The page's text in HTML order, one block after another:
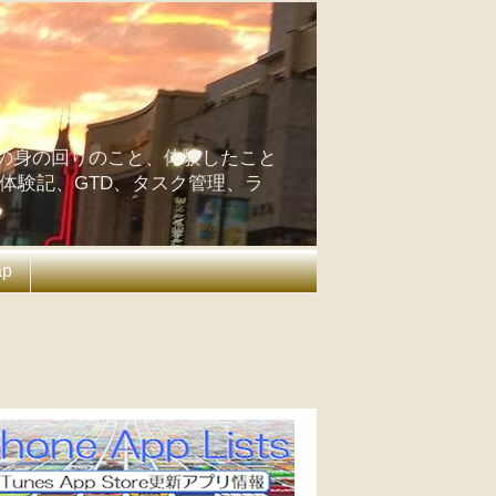
の回りのこと、体験したこと
験記、GTD、タスク管理、ラ